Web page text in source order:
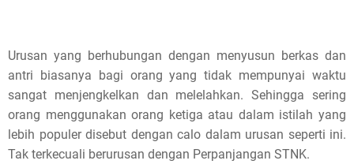
p
s
Urusan yang berhubungan dengan menyusun berkas dan
antri biasanya bagi orang yang tidak mempunyai waktu
sangat menjengkelkan dan melelahkan. Sehingga sering
orang menggunakan orang ketiga atau dalam istilah yang
lebih populer disebut dengan calo dalam urusan seperti ini.
Tak terkecuali berurusan dengan Perpanjangan STNK.